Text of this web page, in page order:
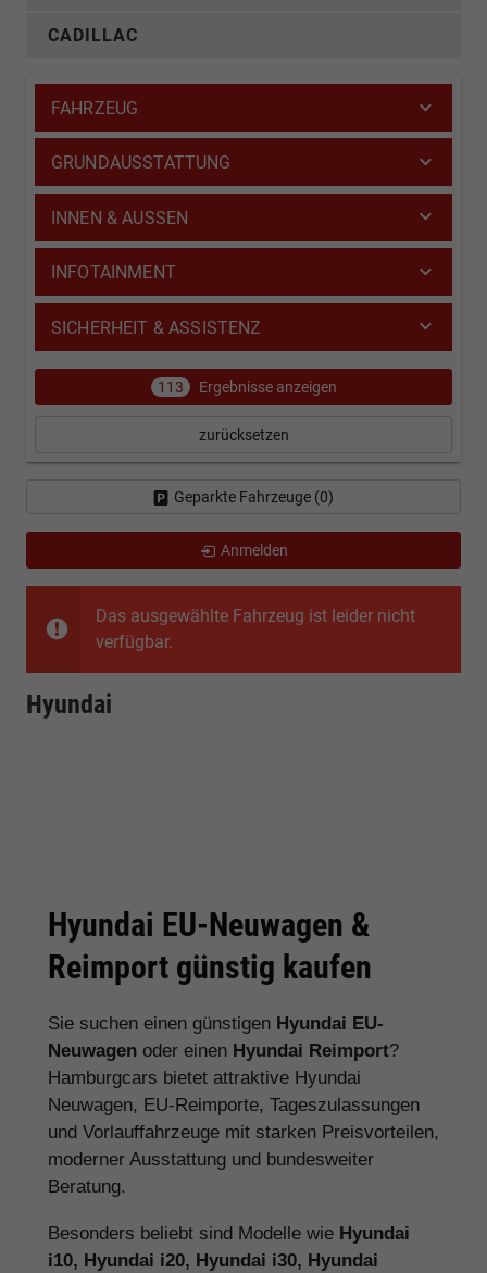
Das ausgewählte Fahrzeug ist leider nicht
verfügbar.
Hyundai
Hyundai EU-Neuwagen &
Reimport günstig kaufen
Sie suchen einen günstigen Hyundai EU-
Neuwagen oder einen Hyundai Reimport?
Hamburgcars bietet attraktive Hyundai
Neuwagen, EU-Reimporte, Tageszulassungen
und Vorlauffahrzeuge mit starken Preisvorteilen,
moderner Ausstattung und bundesweiter
Beratung.
Besonders beliebt sind Modelle wie Hyundai
i10, Hyundai i20, Hyundai i30, Hyundai
CADILLAC
FAHRZEUG
GRUNDAUSSTATTUNG
INNEN & AUSSEN
INFOTAINMENT
SICHERHEIT & ASSISTENZ
113 Ergebnisse anzeigen
zurücksetzen
Geparkte Fahrzeuge (0)
Anmelden